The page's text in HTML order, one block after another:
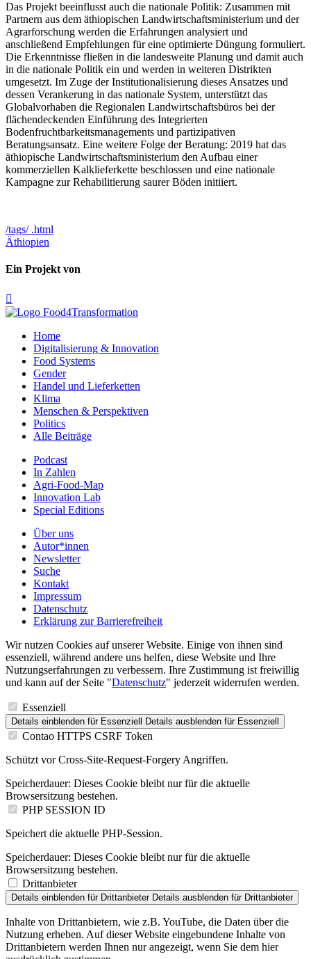
Das Projekt beeinflusst auch die nationale Politik: Zusammen mit
Partnern aus dem äthiopischen Landwirtschaftsministerium und der
Agrarforschung werden die Erfahrungen analysiert und
anschließend Empfehlungen für eine optimierte Düngung formuliert.
Die Erkenntnisse fließen in die landesweite Planung und damit auch
in die nationale Politik ein und werden in weiteren Distrikten
umgesetzt. Im Zuge der Institutionalisierung dieses Ansatzes und
dessen Verankerung in das nationale System, unterstützt das
Globalvorhaben die Regionalen Landwirtschaftsbüros bei der
flächendeckenden Einführung des Integrierten
Bodenfruchtbarkeitsmanagements und partizipativen
Beratungsansatz. Eine weitere Folge der Beratung: 2019 hat das
äthiopische Landwirtschaftsministerium den Aufbau einer
kommerziellen Kalklieferkette beschlossen und eine nationale
Kampagne zur Rehabilitierung saurer Böden initiiert.
/tags/ .html
Äthiopien
Ein Projekt von

Home
Digitalisierung & Innovation
Food Systems
Gender
Handel und Lieferketten
Klima
Menschen & Perspektiven
Politics
Alle Beiträge
Podcast
In Zahlen
Agri-Food-Map
Innovation Lab
Special Editions
Über uns
Autor*innen
Newsletter
Suche
Kontakt
Impressum
Datenschutz
Erklärung zur Barrierefreiheit
Wir nutzen Cookies auf unserer Website. Einige von ihnen sind
essenziell, während andere uns helfen, diese Website und Ihre
Nutzungserfahrungen zu verbessern. Ihre Zustimmung ist freiwillig
und kann auf der Seite "Datenschutz" jederzeit widerrufen werden.
Essenziell
Details einblenden für Essenziell Details ausblenden für Essenziell
Contao HTTPS CSRF Token
Schützt vor Cross-Site-Request-Forgery Angriffen.
Speicherdauer: Dieses Cookie bleibt nur für die aktuelle
Browsersitzung bestehen.
PHP SESSION ID
Speichert die aktuelle PHP-Session.
Speicherdauer: Dieses Cookie bleibt nur für die aktuelle
Browsersitzung bestehen.
Drittanbieter
Details einblenden für Drittanbieter Details ausblenden für Drittanbieter
Inhalte von Drittanbietern, wie z.B. YouTube, die Daten über die
Nutzung erheben. Auf dieser Website eingebundene Inhalte von
Drittanbietern werden Ihnen nur angezeigt, wenn Sie dem hier